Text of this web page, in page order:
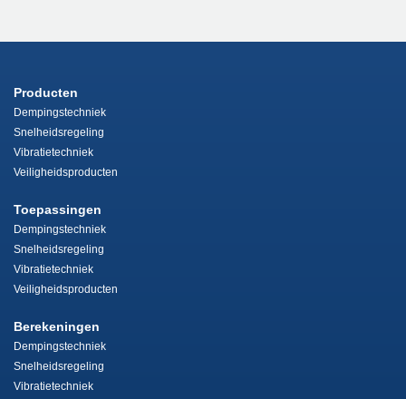
Producten
Dempingstechniek
Snelheidsregeling
Vibratietechniek
Veiligheidsproducten
Toepassingen
Dempingstechniek
Snelheidsregeling
Vibratietechniek
Veiligheidsproducten
Berekeningen
Dempingstechniek
Snelheidsregeling
Vibratietechniek